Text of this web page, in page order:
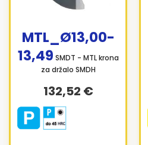
MTL_Ø13,00-
13,49 SMDT - MTL krona
za držalo SMDH
132,52 €